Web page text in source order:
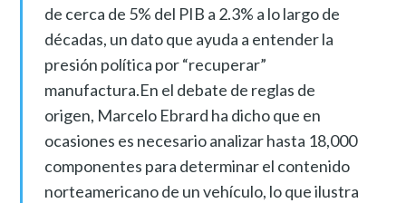
de cerca de 5% del PIB a 2.3% a lo largo de
décadas, un dato que ayuda a entender la
presión política por “recuperar”
manufactura.En el debate de reglas de
origen, Marcelo Ebrard ha dicho que en
ocasiones es necesario analizar hasta 18,000
componentes para determinar el contenido
norteamericano de un vehículo, lo que ilustra